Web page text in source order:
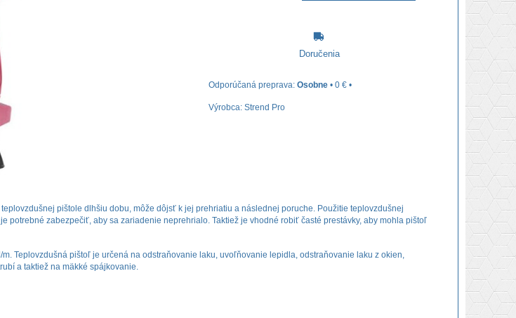
Doručenia
Osobne • 0 € •
Výrobca: Strend Pro
pištole dlhšiu dobu, môže dôjsť k jej prehriatiu a následnej poruche. Použitie teplovzdušnej
potrebné zabezpečiť, aby sa zariadenie neprehrialo. Taktiež je vhodné robiť časté prestávky, aby mohla pištoľ
Teplovzdušná pištoľ je určená na odstraňovanie laku, uvoľňovanie lepidla, odstraňovanie laku z okien,
a taktiež na mäkké spájkovanie.